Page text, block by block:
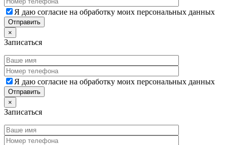
Я даю согласие на обработку моих персональных данных
×
Записаться
Я даю согласие на обработку моих персональных данных
×
Записаться